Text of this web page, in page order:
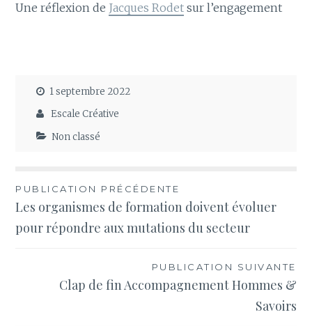
Une réflexion de Jacques Rodet sur l’engagement
1 septembre 2022
Escale Créative
Non classé
Navigation
de
l’article
PUBLICATION PRÉCÉDENTE
Les organismes de formation doivent évoluer
pour répondre aux mutations du secteur
PUBLICATION SUIVANTE
Clap de fin Accompagnement Hommes &
Savoirs